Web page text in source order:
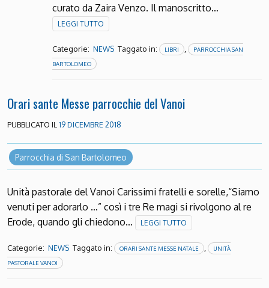
curato da Zaira Venzo. Il manoscritto…
LEGGI TUTTO
Categorie: NEWS Taggato in: LIBRI ,
PARROCCHIA SAN
BARTOLOMEO
Orari sante Messe parrocchie del Vanoi
PUBBLICATO IL 19 DICEMBRE 2018
Parrocchia di San Bartolomeo
Unità pastorale del Vanoi Carissimi fratelli e sorelle,“Siamo
venuti per adorarlo …” così i tre Re magi si rivolgono al re
Erode, quando gli chiedono…
LEGGI TUTTO
Categorie: NEWS Taggato in: ORARI SANTE MESSE NATALE ,
UNITÀ
PASTORALE VANOI